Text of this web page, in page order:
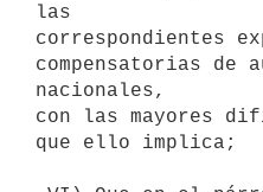
las
correspondientes
compensatorias de
nacionales,
con las mayores
que ello implica;